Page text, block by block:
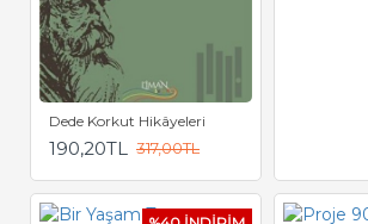
Dede Korkut Hikâyeleri
190,20TL 317,00TL